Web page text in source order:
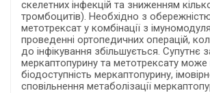
скелетних інфекцій та зниженням
тромбоцитів). Необхідно з
метотрексат у комбінації з
проведенні ортопедичних операцій,
до інфікування збільшується. Супутнє
меркаптопурину та метотрексату може
біодоступність меркаптопурину,
сповільнення метаболізації